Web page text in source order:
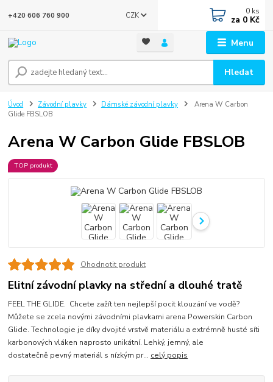
Menu
CZK
Hledat
+420 606 760 900 0 ks
za 0 Kč
Úvod Závodní plavky Dámské závodní plavky
Arena W Carbon
Glide FBSLOB
Arena W Carbon Glide FBSLOB
TOP produkt
Ohodnotit produkt
Elitní závodní plavky na střední a dlouhé tratě
FEEL THE GLIDE. Chcete zažít ten nejlepší pocit klouzání ve vodě?
Můžete se zcela novými závodními plavkami arena Powerskin Carbon
Glide. Technologie je díky dvojité vrstvě materiálu a extrémně husté síti
karbonových vláken naprosto unikátní. Lehký, jemný, ale
dostatečně pevný materiál s nízkým pr... celý popis